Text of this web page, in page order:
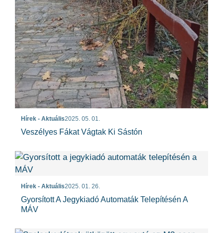
Hírek - Aktuális2025. 05. 01.
Veszélyes Fákat Vágtak Ki Sástón
Hírek - Aktuális2025. 01. 26.
Gyorsított A Jegykiadó Automaták Telepítésén A
MÁV